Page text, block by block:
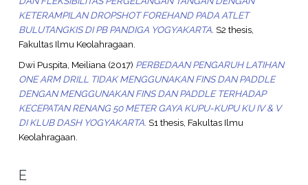
KETERAMPILAN DROPSHOT FOREHAND PADA ATLET
BULUTANGKIS DI PB PANDIGA YOGYAKARTA. S2 thesis,
Fakultas Ilmu Keolahragaan.
Dwi Puspita, Meiliana (2017) PERBEDAAN PENGARUH LATIHAN
ONE ARM DRILL TIDAK MENGGUNAKAN FINS DAN PADDLE
DENGAN MENGGUNAKAN FINS DAN PADDLE TERHADAP
KECEPATAN RENANG 50 METER GAYA KUPU-KUPU KU IV & V
DI KLUB DASH YOGYAKARTA. S1 thesis, Fakultas Ilmu
Keolahragaan.
E